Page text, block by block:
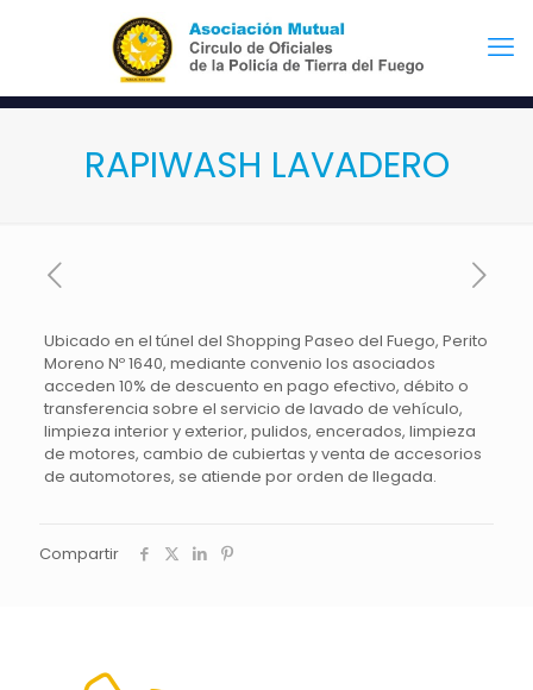
RAPIWASH LAVADERO
Ubicado en el túnel del Shopping Paseo del Fuego, Perito
Moreno Nº 1640, mediante convenio los asociados
acceden 10% de descuento en pago efectivo, débito o
transferencia sobre el servicio de lavado de vehículo,
limpieza interior y exterior, pulidos, encerados, limpieza
de motores, cambio de cubiertas y venta de accesorios
de automotores, se atiende por orden de llegada.
Compartir